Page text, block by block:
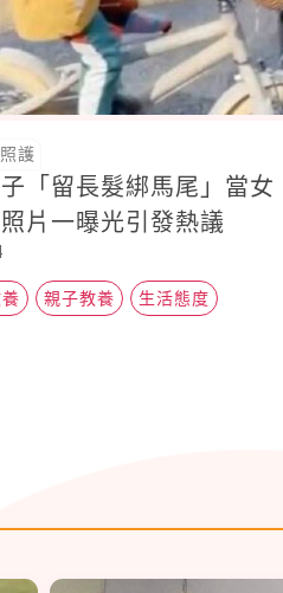
護
「留長髮綁馬尾」當女
片一曝光引發熱議
親子教養 生活態度